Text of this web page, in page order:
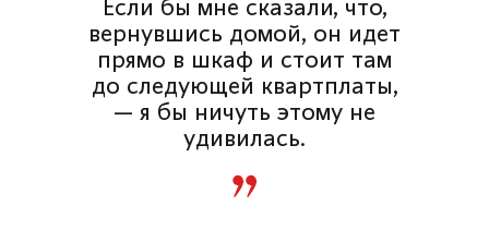
Если бы мне сказали, что,
вернувшись домой, он идет
прямо в шкаф и стоит там
до следующей квартплаты,
— я бы ничуть этому не
удивилась.